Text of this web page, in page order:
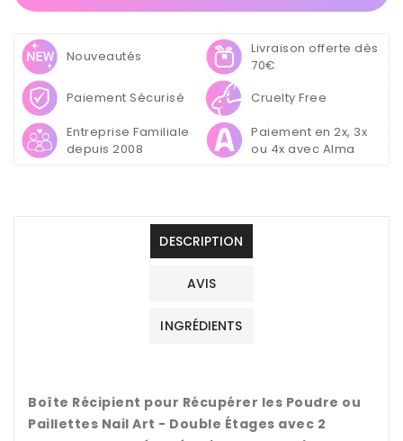
Boîte
Récipient
pour
Récupérer
les
Poudre
ou
Paillettes
Nail
Boîte
Récipient
pour
les
ou
Paillettes
Nail
Nouveautés
Livraison offerte dès
70€
Paiement Sécurisé
Cruelty Free
Entreprise Familiale
depuis 2008
Paiement en 2x, 3x
ou 4x avec Alma
DESCRIPTION
AVIS
INGRÉDIENTS
Boîte Récipient pour Récupérer les Poudre ou
Paillettes Nail Art - Double Étages avec 2